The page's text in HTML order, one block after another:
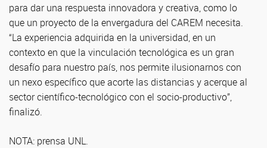
para dar una respuesta innovadora y creativa, como lo
que un proyecto de la envergadura del CAREM necesita.
“La experiencia adquirida en la universidad, en un
contexto en que la vinculación tecnológica es un gran
desafío para nuestro país, nos permite ilusionarnos con
un nexo específico que acorte las distancias y acerque al
sector científico-tecnológico con el socio-productivo”,
finalizó.
NOTA: prensa UNL.